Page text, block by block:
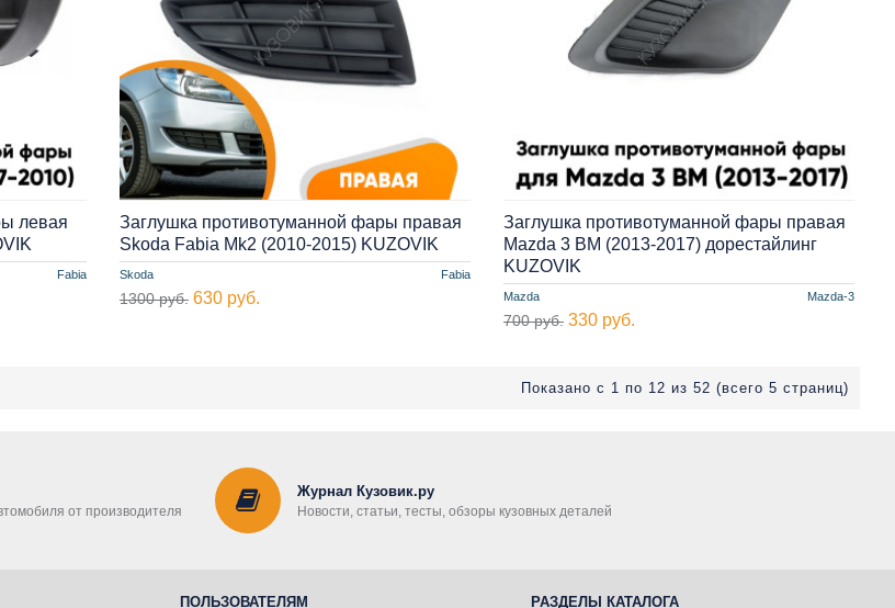
Fabia
левая
Skoda Fabia
Заглушка противотуманной фары правая
Skoda Fabia Mk2 (2010-2015) KUZOVIK
1300 руб. 630 руб. Mazda Mazda-3
Заглушка противотуманной фары правая
Mazda 3 BM (2013-2017) дорестайлинг
KUZOVIK
700 руб. 330 руб.
Показано с 1 по 12 из 52 (всего 5 страниц)
от производителя
Журнал Кузовик.ру
Новости, статьи, тесты, обзоры кузовных деталей
ПОЛЬЗОВАТЕЛЯМ РАЗДЕЛЫ КАТАЛОГА